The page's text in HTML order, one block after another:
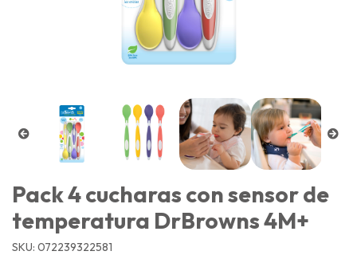
Pack 4 cucharas con sensor de
temperatura DrBrowns 4M+
SKU: 072239322581